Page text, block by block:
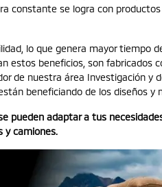
constante se logra con
lo que genera mayor tiempo
estos beneficios, son fabricados
de nuestra área Investigación y
beneficiando de los diseños y
pueden adaptar a tus
y camiones.